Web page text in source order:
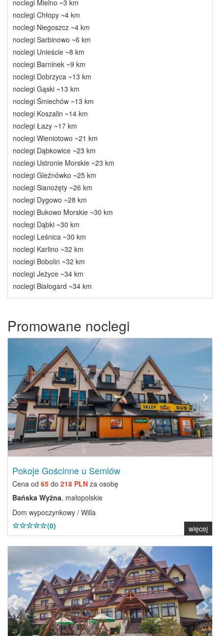
noclegi Mielno ~3 km
noclegi Chłopy ~4 km
noclegi Niegoszcz ~4 km
noclegi Sarbinowo ~6 km
noclegi Unieście ~8 km
noclegi Barninek ~9 km
noclegi Dobrzyca ~13 km
noclegi Gąski ~13 km
noclegi Śmiechów ~13 km
noclegi Koszalin ~14 km
noclegi Łazy ~17 km
noclegi Wieniotowo ~21 km
noclegi Dąbkowice ~23 km
noclegi Ustronie Morskie ~23 km
noclegi Gleźnówko ~25 km
noclegi Sianożęty ~26 km
noclegi Dygowo ~28 km
noclegi Bukowo Morskie ~30 km
noclegi Dąbki ~30 km
noclegi Leśnica ~30 km
noclegi Karlino ~32 km
noclegi Bobolin ~32 km
noclegi Jeżyce ~34 km
noclegi Białogard ~34 km
Promowane noclegi
Previous Next
Pokoje Gościnne u Semlów
Cena od 65 do 218 PLN za osobę
Bańska Wyżna, małopolskie
Dom wypoczynkowy / Willa
(0)
więcej